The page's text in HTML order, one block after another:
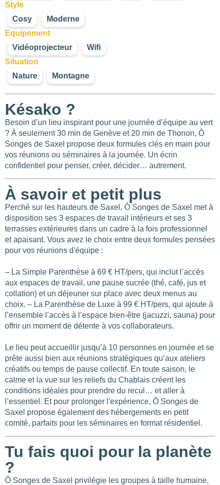
Style
Cosy
Moderne
Equipement
Vidéoprojecteur
Wifi
Situation
Nature
Montagne
Késako ?
Besoin d’un lieu inspirant pour une journée d’équipe au vert
? À seulement 30 min de Genève et 20 min de Thonon, Ô
Songes de Saxel propose deux formules clés en main pour
vos réunions ou séminaires à la journée. Un écrin
confidentiel pour penser, créer, décider… autrement.
À savoir et petit plus
Perché sur les hauteurs de Saxel, Ô Songes de Saxel met à
disposition ses 3 espaces de travail intérieurs et ses 3
terrasses extérieures dans un cadre à la fois professionnel
et apaisant. Vous avez le choix entre deux formules pensées
pour vos réunions d'équipe :
– La Simple Parenthèse à 69 € HT/pers, qui inclut l’accès
aux espaces de travail, une pause sucrée (thé, café, jus et
collation) et un déjeuner sur place avec deux menus au
choix. – La Parenthèse de Luxe à 99 € HT/pers, qui ajoute à
l’ensemble l’accès à l’espace bien-être (jacuzzi, sauna) pour
offrir un moment de détente à vos collaborateurs.
Le lieu peut accueillir jusqu’à 10 personnes en journée et se
prête aussi bien aux réunions stratégiques qu’aux ateliers
créatifs ou temps de pause collectif. En toute saison, le
calme et la vue sur les reliefs du Chablais créent les
conditions idéales pour prendre du recul… et aller à
l’essentiel. Et pour prolonger l'expérience, Ô Songes de
Saxel propose également des hébergements en petit
comité, parfaits pour les séminaires en format résidentiel.
Tu fais quoi pour la planète
?
Ô Songes de Saxel privilégie les groupes à taille humaine,
Lesfiltres.